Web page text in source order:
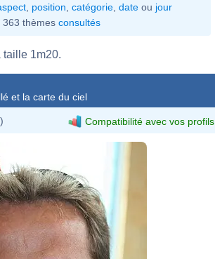
position catégorie date ou jour
363 thèmes consultés
taille 1m20.
et la carte du ciel
Compatibilité avec vos profils